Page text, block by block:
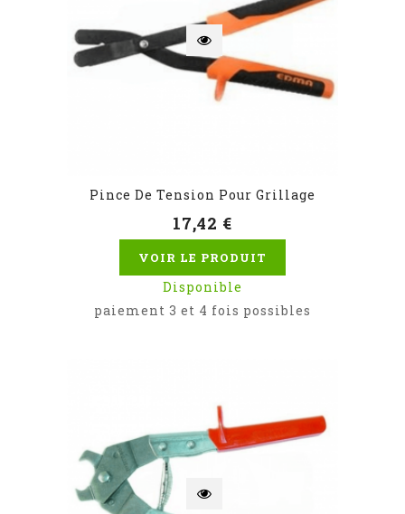
Pince De Tension Pour Grillage
17,42 €
VOIR LE PRODUIT
Disponible
paiement 3 et 4 fois possibles